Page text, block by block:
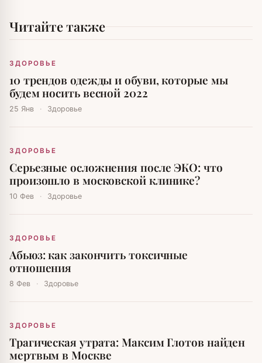
Читайте также
ЗДОРОВЬЕ
10 трендов одежды и обуви, которые мы
будем носить весной 2022
25 Янв · Здоровье
ЗДОРОВЬЕ
Серьезные осложнения после ЭКО: что
произошло в московской клинике?
10 Фев · Здоровье
ЗДОРОВЬЕ
Абьюз: как закончить токсичные
отношения
8 Фев · Здоровье
ЗДОРОВЬЕ
Трагическая утрата: Максим Глотов найден
мертвым в Москве